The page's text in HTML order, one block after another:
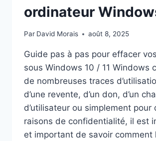
ordinateur
Par David Morais août 8, 2025
Guide pas à pas pour effacer
sous Windows 10 / 11 Windows
de nombreuses traces
d’une revente, d’un don, d’un
d’utilisateur ou simplement pour
raisons de confidentialité, il est
et important de savoir comment